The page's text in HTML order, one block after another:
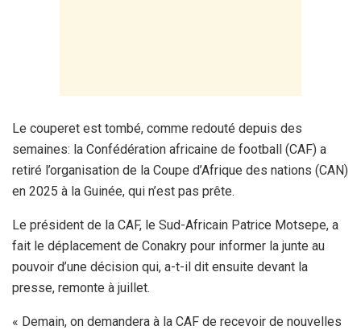
Le couperet est tombé, comme redouté depuis des
semaines: la Confédération africaine de football (CAF) a
retiré l’organisation de la Coupe d’Afrique des nations (CAN)
en 2025 à la Guinée, qui n’est pas prête.
Le président de la CAF, le Sud-Africain Patrice Motsepe, a
fait le déplacement de Conakry pour informer la junte au
pouvoir d’une décision qui, a-t-il dit ensuite devant la
presse, remonte à juillet.
« Demain, on demandera à la CAF de recevoir de nouvelles